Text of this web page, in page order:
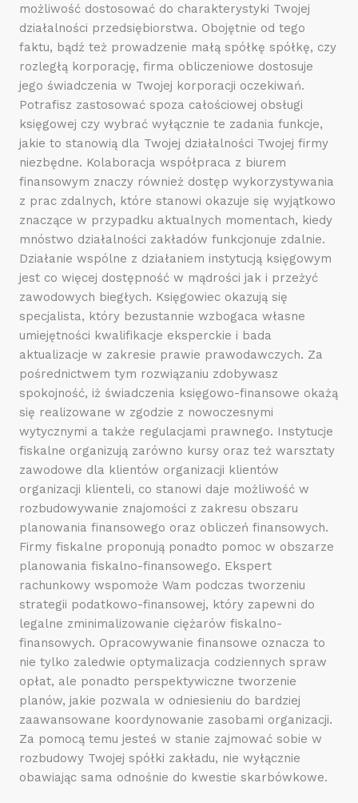
możliwość dostosować do charakterystyki Twojej
działalności przedsiębiorstwa. Obojętnie od tego
faktu, bądź też prowadzenie małą spółkę spółkę, czy
rozległą korporację, firma obliczeniowe dostosuje
jego świadczenia w Twojej korporacji oczekiwań.
Potrafisz zastosować spoza całościowej obsługi
księgowej czy wybrać wyłącznie te zadania funkcje,
jakie to stanowią dla Twojej działalności Twojej firmy
niezbędne. Kolaboracja współpraca z biurem
finansowym znaczy również dostęp wykorzystywania
z prac zdalnych, które stanowi okazuje się wyjątkowo
znaczące w przypadku aktualnych momentach, kiedy
mnóstwo działalności zakładów funkcjonuje zdalnie.
Działanie wspólne z działaniem instytucją księgowym
jest co więcej dostępność w mądrości jak i przeżyć
zawodowych biegłych. Księgowiec okazują się
specjalista, który bezustannie wzbogaca własne
umiejętności kwalifikacje eksperckie i bada
aktualizacje w zakresie prawie prawodawczych. Za
pośrednictwem tym rozwiązaniu zdobywasz
spokojność, iż świadczenia księgowo-finansowe okażą
się realizowane w zgodzie z nowoczesnymi
wytycznymi a także regulacjami prawnego. Instytucje
fiskalne organizują zarówno kursy oraz też warsztaty
zawodowe dla klientów organizacji klientów
organizacji klienteli, co stanowi daje możliwość w
rozbudowywanie znajomości z zakresu obszaru
planowania finansowego oraz obliczeń finansowych.
Firmy fiskalne proponują ponadto pomoc w obszarze
planowania fiskalno-finansowego. Ekspert
rachunkowy wspomoże Wam podczas tworzeniu
strategii podatkowo-finansowej, który zapewni do
legalne zminimalizowanie ciężarów fiskalno-
finansowych. Opracowywanie finansowe oznacza to
nie tylko zaledwie optymalizacja codziennych spraw
opłat, ale ponadto perspektywiczne tworzenie
planów, jakie pozwala w odniesieniu do bardziej
zaawansowane koordynowanie zasobami organizacji.
Za pomocą temu jesteś w stanie zajmować sobie w
rozbudowy Twojej spółki zakładu, nie wyłącznie
obawiając sama odnośnie do kwestie skarbówkowe.